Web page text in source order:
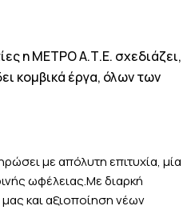
η ΜΕΤΡΟ Α.Τ.Ε. σχεδιάζει,
κομβικά έργα, όλων των
με απόλυτη επιτυχία, μία
ωφέλειας.Με διαρκή
και αξιοποίηση νέων